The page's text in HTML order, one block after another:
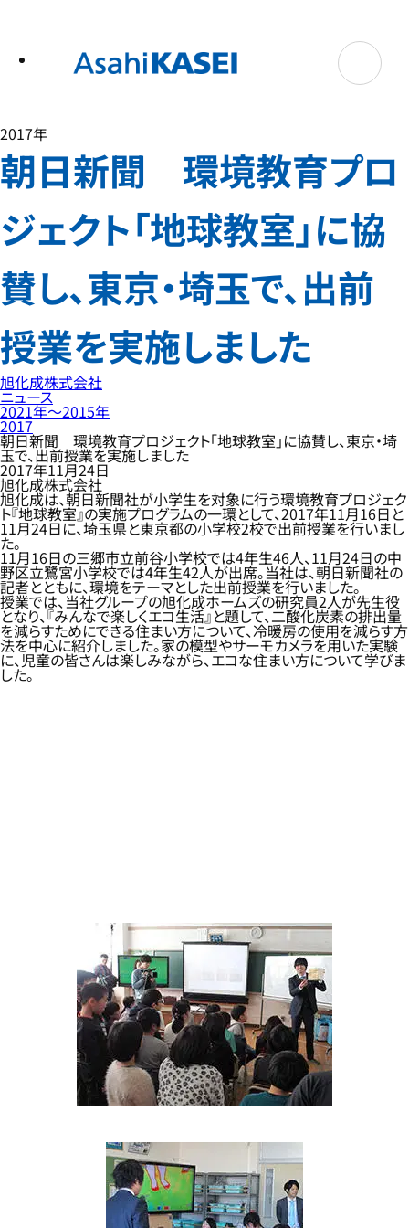
2017年
朝日新聞 環境教育プロ
ジェクト「地球教室」に協
賛し、東京・埼玉で、出前
授業を実施しました
旭化成株式会社
ニュース
2021年〜2015年
2017
朝日新聞 環境教育プロジェクト「地球教室」に協賛し、東京・埼
玉で、出前授業を実施しました
2017年11月24日
旭化成株式会社
旭化成は、朝日新聞社が小学生を対象に行う環境教育プロジェク
ト『地球教室』の実施プログラムの一環として、2017年11月16日と
11月24日に、埼玉県と東京都の小学校2校で出前授業を行いまし
た。
11月16日の三郷市立前谷小学校では4年生46人、11月24日の中
野区立鷺宮小学校では4年生42人が出席。当社は、朝日新聞社の
記者とともに、環境をテーマとした出前授業を行いました。
授業では、当社グループの旭化成ホームズの研究員2人が先生役
となり、『みんなで楽しくエコ生活』と題して、二酸化炭素の排出量
を減らすためにできる住まい方について、冷暖房の使用を減らす方
法を中心に紹介しました。家の模型やサーモカメラを用いた実験
に、児童の皆さんは楽しみながら、エコな住まい方について学びま
した。